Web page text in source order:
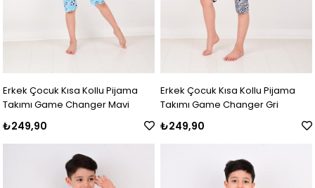
Erkek Çocuk Kısa Kollu Pijama
Takımı Game Changer Mavi
₺249,90
Erkek Çocuk Kısa Kollu Pijama
Takımı Game Changer Gri
₺249,90